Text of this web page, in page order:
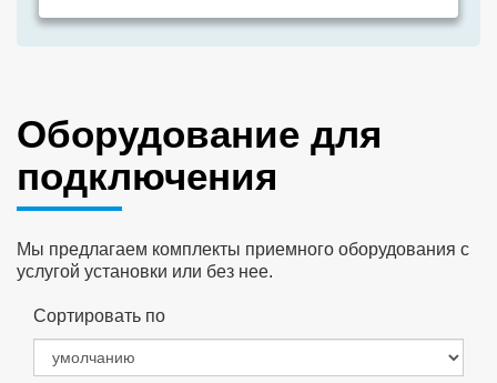
Оборудование для
подключения
Мы предлагаем комплекты приемного оборудования с
услугой установки или без нее.
Сортировать по